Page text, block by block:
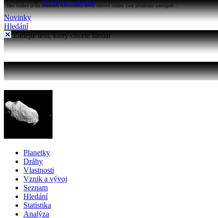
Katalogy objektů
Tato funkce je na stránkách Astronomia nová, testové otázky jsou přidávány postupně...
Novinky
Hledání
Zadejte text, který chcete hledat
Planetky
Dráhy
Vlastnosti
Vznik a vývoj
Seznam
Hledání
Statistika
Analýza